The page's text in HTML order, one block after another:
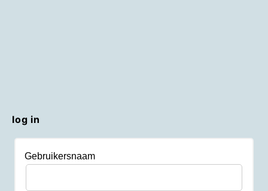
log in
Gebruikersnaam